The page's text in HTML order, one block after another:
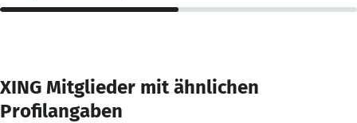
XING Mitglieder mit ähnlichen
Profilangaben